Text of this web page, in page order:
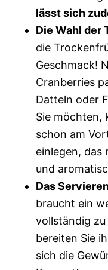
lässt sich
Die Wahl der
die
Geschmack!
Cranberries
Datteln oder
Sie möchten,
schon am
einlegen, das
und
Das
braucht ein
vollständig
bereiten Sie
sich die